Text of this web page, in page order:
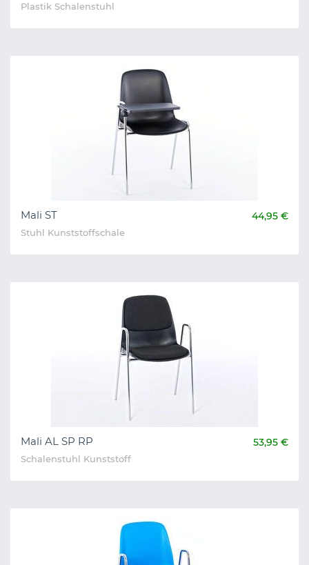
Plastik Schalenstuhl
Mali ST 44,95 €
Stuhl Kunststoffschale
Mali AL SP RP 53,95 €
Schalenstuhl Kunststoff